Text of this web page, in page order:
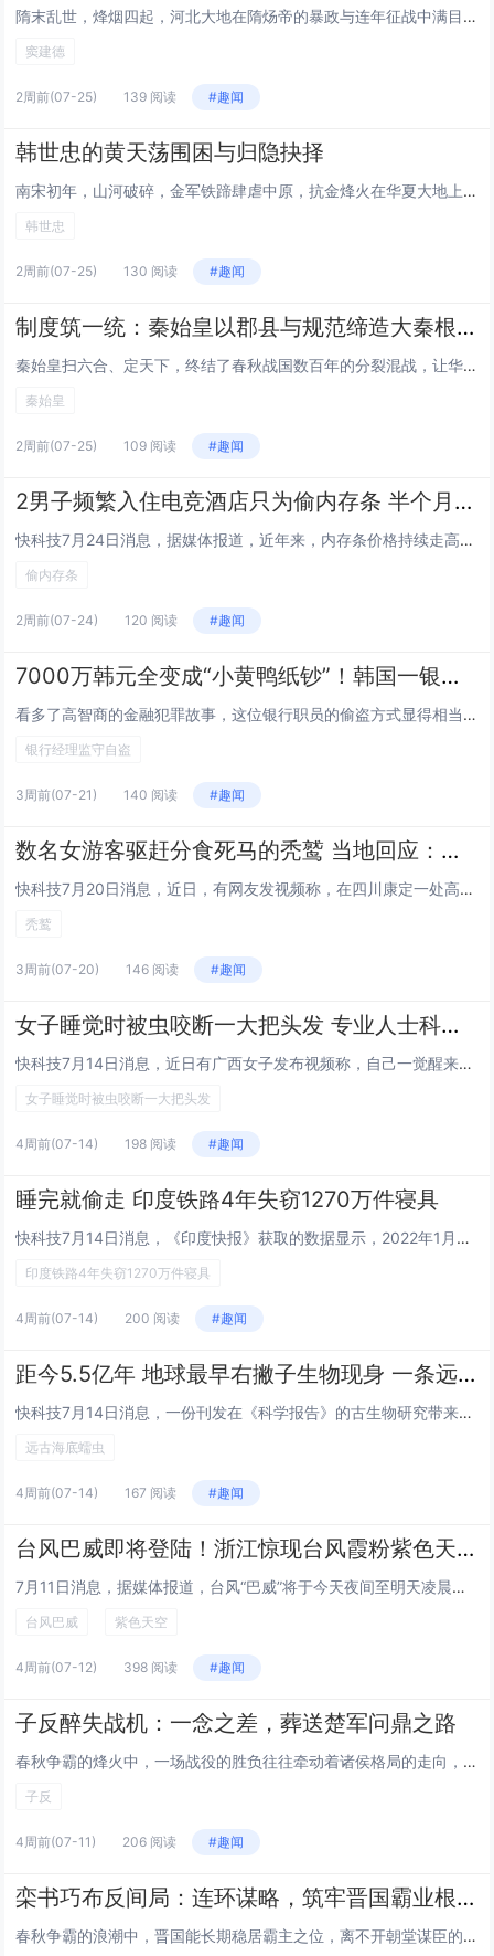
隋末乱世，烽烟四起，河北大地在隋炀帝的暴政与连年征战中满目疮痍，百姓流离失所。在这危局之中，窦建德以草根之身挺身而出，立足河北，以安抚百姓为根基，以构建稳固势力为目标，在乱世中开辟出一方安定之地，不仅成为河北百姓的依靠，更书写了一段农民领袖...
窦建德
2周前(07-25) 139 阅读 #趣闻
韩世忠的黄天荡围困与归隐抉择
南宋初年，山河破碎，金军铁蹄肆虐中原，抗金烽火在华夏大地上熊熊燃烧。在这风雨飘摇的乱世之中，韩世忠以草根之姿崛起，于黄天荡以少胜多围困金军主力，书写了南宋抗金史上最为激昂的篇章；而后又在朝堂暗流汹涌之际，看透局势主动放权归隐，以清醒的抉择保...
韩世忠
2周前(07-25) 130 阅读 #趣闻
制度筑一统：秦始皇以郡县与规范缔造大秦根基
秦始皇扫六合、定天下，终结了春秋战国数百年的分裂混战，让华夏大地首次归于一统。而支撑起这份空前统一的，不仅是金戈铁马的功业，更是他以郡县制废除分封、以文字与度量衡规范天下的制度革新。这一系列举措，打破了旧有的政治壁垒与地域隔阂，从根基上重塑...
秦始皇
2周前(07-25) 109 阅读 #趣闻
2男子频繁入住电竞酒店只为偷内存条 半个月共偷了16根
快科技7月24日消息，据媒体报道，近年来，内存条价格持续走高，有人竟从中嗅出“歪财门路”。新疆生产建设兵团第八师城区公安局北一路派出所近日破获一起系列盗窃案——嫌疑人专门流窜于电竞酒店，盗窃电脑机箱内的内存条。一周前，辖区一家电竞酒店经营者...
偷内存条
2周前(07-24) 120 阅读 #趣闻
7000万韩元全变成“小黄鸭纸钞”！韩国一银行经理监守自盗
看多了高智商的金融犯罪故事，这位银行职员的偷盗方式显得相当“原始”，也很幼稚，很多媒体甚至会用“离谱”来形容。前段时间，韩国媒体报道了一则特别的“银行挪用公款案 ”：在庆州市当地的一家小型信用社，银行经理分批从银行保险柜中盗走了7000万韩...
银行经理监守自盗
3周前(07-21) 140 阅读 #趣闻
数名女游客驱赶分食死马的秃鹫 当地回应：不应人为干预
快科技7月20日消息，近日，有网友发视频称，在四川康定一处高原草甸，有数名女游客驱赶正在分食马匹尸体的秃鹫。网上流传的视频画面中，一匹死去的马倒在草地上，一群虎视眈眈的秃鹫站在一旁盯着它，四名女游客则围着死马，有秃鹫试图上前吞食时，一女子竟...
秃鹫
3周前(07-20) 146 阅读 #趣闻
女子睡觉时被虫咬断一大把头发 专业人士科普揭秘“凶手”身份
快科技7月14日消息，近日有广西女子发布视频称，自己一觉醒来，发现一大把头发脱落了下来，枕头上散落的到处都是，而找来找去，找到了一只通体黑色的虫子。女子睡觉时被虫咬断一大把头发 专业人士科普揭秘“凶手”身份女子睡觉时被虫咬断一大把头发 专业...
女子睡觉时被虫咬断一大把头发
4周前(07-14) 198 阅读 #趣闻
睡完就偷走 印度铁路4年失窃1270万件寝具
快科技7月14日消息，《印度快报》获取的数据显示，2022年1月至2026年5月，印度空调列车配套寝具累计丢失1270万件，造成相关经济损失约10.451亿卢比（约合7400万人民币）。据悉，印度空调车厢会免费向乘客发放成套寝具，每套包含床...
印度铁路4年失窃1270万件寝具
4周前(07-14) 200 阅读 #趣闻
距今5.5亿年 地球最早右撇子生物现身 一条远古海底蠕虫
快科技7月14日消息，一份刊发在《科学报告》的古生物研究带来全新发现，距今约5.5亿年的远古海洋生物斯普里格蠕虫，是目前已知最早拥有固定单侧行为偏好的动物，也被称作地球史上最早的右撇子生物。这种生物生活在埃迪卡拉纪，比寒武纪生命大爆发还要早...
远古海底蠕虫
4周前(07-14) 167 阅读 #趣闻
台风巴威即将登陆！浙江惊现台风霞粉紫色天空
7月11日消息，据媒体报道，台风“巴威”将于今天夜间至明天凌晨在浙江温岭至瑞安一带沿海登陆。中央气象台今天傍晚继续发布台风橙色预警。受台风巴威影响，目前浙江温州洞头风力逐渐增强，当地已发布海浪红色预警，沿海地区防御等级持续提升。值得一提的是...
台风巴威 紫色天空
4周前(07-12) 398 阅读 #趣闻
子反醉失战机：一念之差，葬送楚军问鼎之路
春秋争霸的烽火中，一场战役的胜负往往牵动着诸侯格局的走向，而将领的一举一动，更可能成为改写历史的关键砝码。鄢陵之战，本是楚军凭借军力优势问鼎中原的绝佳契机，却因楚军主帅子反的一时贪杯，让唾手可得的胜利化为泡影，不仅葬送了楚军的胜算，更让楚国...
子反
4周前(07-11) 206 阅读 #趣闻
栾书巧布反间局：连环谋略，筑牢晋国霸业根基
春秋争霸的浪潮中，晋国能长期稳居霸主之位，离不开朝堂谋臣的运筹帷幄。名臣栾书在晋国面临强敌威胁之际，凭借精妙的反间计，不动干戈便除去心腹大患，更以环环相扣的连环谋划，化解晋国危机、肃清朝堂隐患，为晋国霸主地位的稳固筑牢根基，成为春秋谋略史上...